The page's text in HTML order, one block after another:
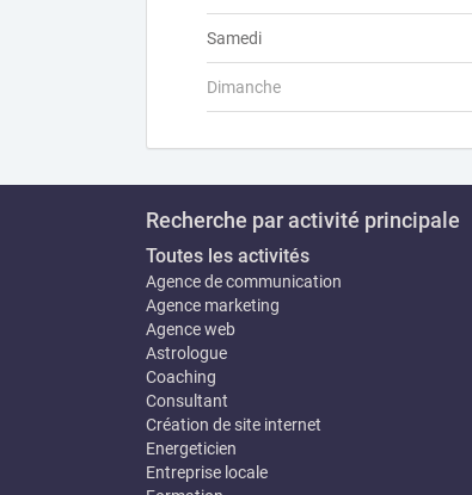
Samedi
Dimanche
Recherche par activité principale
Toutes les activités
Agence de communication
Agence marketing
Agence web
Astrologue
Coaching
Consultant
Création de site internet
Energeticien
Entreprise locale